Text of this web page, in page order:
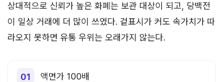
상대적으로 신뢰가 높은 화폐는 보관 대상이 되고, 당백전
이 일상 거래에 더 많이 쓰였다. 겉표시가 커도 속가치가 따
라오지 못하면 유통 우위는 오래가지 않는다.
액면가 100배